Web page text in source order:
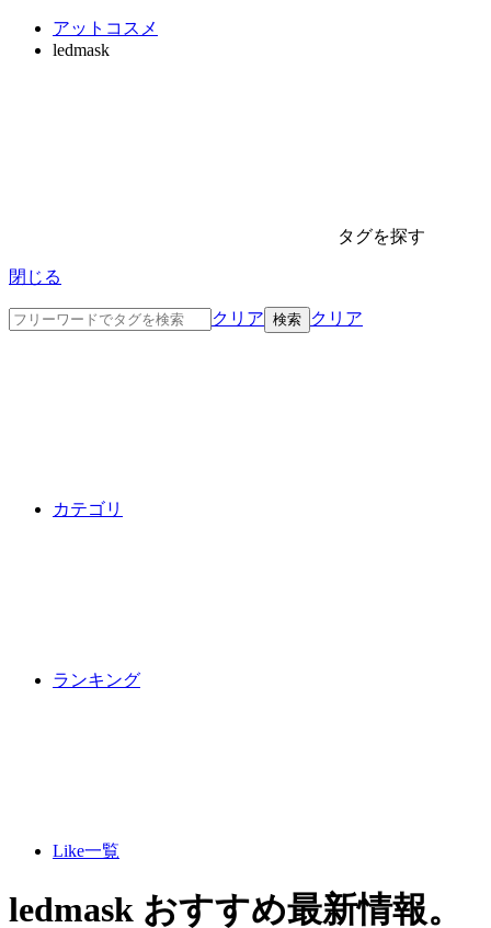
アットコスメ
ledmask
タグを探す
閉じる
クリア クリア
カテゴリ
ランキング
Like一覧
ledmask おすすめ最新情報。